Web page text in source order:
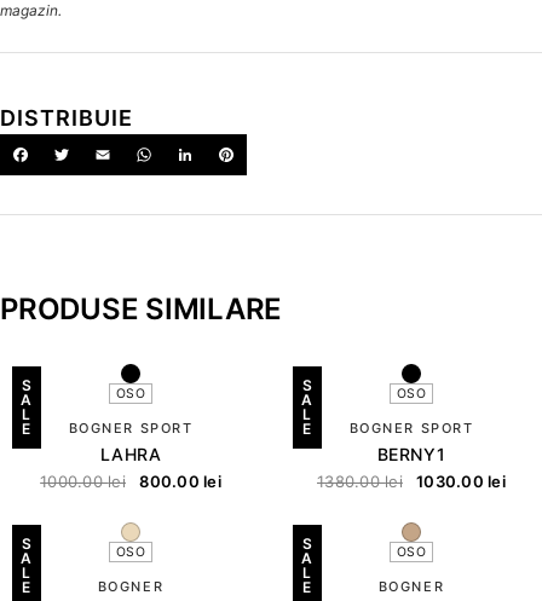
magazin.
DISTRIBUIE
PRODUSE SIMILARE
S
A
L
E
OSO
BOGNER SPORT
LAHRA
1000.00lei 800.00lei
S
A
L
E
OSO
BOGNER SPORT
BERNY1
1380.00lei 1030.00lei
S
A
L
E
OSO
BOGNER
S
A
L
E
OSO
BOGNER